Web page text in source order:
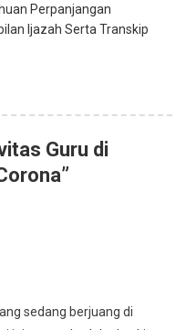
Perpanjangan
Ijazah Serta Transkip
Guru di
”
sedang berjuang di